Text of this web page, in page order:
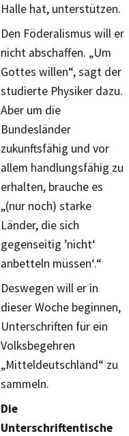
Halle hat, unterstützen.
Den Föderalismus will er
nicht abschaffen. „Um
Gottes willen“, sagt der
studierte Physiker dazu.
Aber um die
Bundesländer
zukunftsfähig und vor
allem handlungsfähig zu
erhalten, brauche es
„(nur noch) starke
Länder, die sich
gegenseitig ’nicht‘
anbetteln müssen‘.“
Deswegen will er in
dieser Woche beginnen,
Unterschriften für ein
Volksbegehren
„Mitteldeutschland“ zu
sammeln.
Die
Unterschriftentische